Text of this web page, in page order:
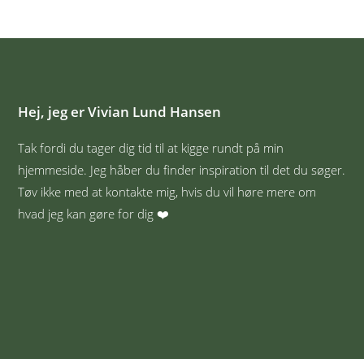
Hej, jeg er Vivian Lund Hansen
Tak fordi du tager dig tid til at kigge rundt på min
hjemmeside. Jeg håber du finder inspiration til det du søger.
Tøv ikke med at kontakte mig, hvis du vil høre mere om
hvad jeg kan gøre for dig ❤️